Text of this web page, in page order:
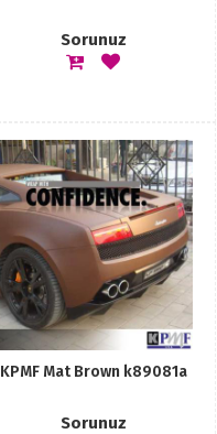
Sorunuz
KPMF Mat Brown k89081a
Sorunuz